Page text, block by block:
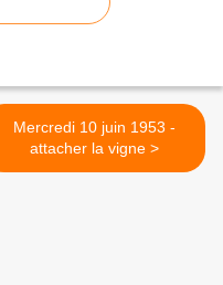
Mercredi 10 juin 1953 -
attacher la vigne >